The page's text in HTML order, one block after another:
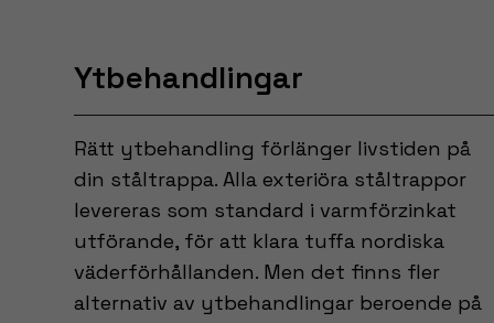
Ytbehandlingar
Rätt ytbehandling förlänger livstiden på
din ståltrappa. Alla exteriöra ståltrappor
levereras som standard i varmförzinkat
utförande, för att klara tuffa nordiska
väderförhållanden. Men det finns fler
alternativ av ytbehandlingar beroende på